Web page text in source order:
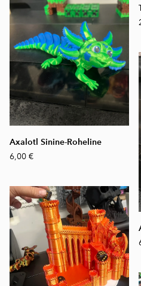
Axalotl Sinine-Roheline
6,00 €